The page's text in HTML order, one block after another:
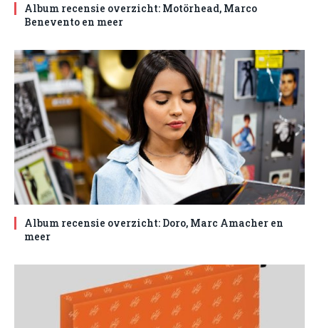
Album recensie overzicht: Motörhead, Marco
Benevento en meer
Album recensie overzicht: Doro, Marc Amacher en
meer